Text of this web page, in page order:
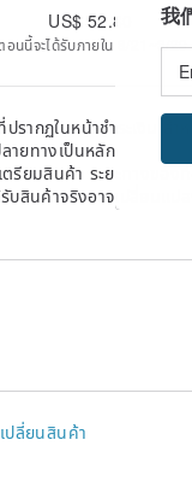
US$ 52.80
นนี้จะได้รับภายใน 8/21~8/
ากฏในหน้าชำระเงิน สำ
ายทางเป็นหลัก
ยมสินค้า ระยะทางของที่
สินค้าจริงอาจเปลี่ยนแปล
ปลี่ยนสินค้า
我